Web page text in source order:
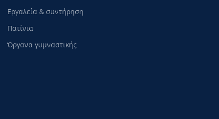
Εργαλεία & συντήρηση
Πατίνια
Όργανα γυμναστικής